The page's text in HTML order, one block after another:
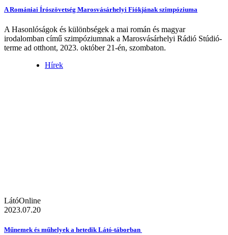
A Romániai Írószövetség Marosvásárhelyi Fiókjának szimpóziuma
A Hasonlóságok és különbségek a mai román és magyar
irodalomban című szimpóziumnak a Marosvásárhelyi Rádió Stúdió-
terme ad otthont, 2023. október 21-én, szombaton.
Hírek
LátóOnline
2023.07.20
Műnemek és műhelyek a hetedik Látó-táborban